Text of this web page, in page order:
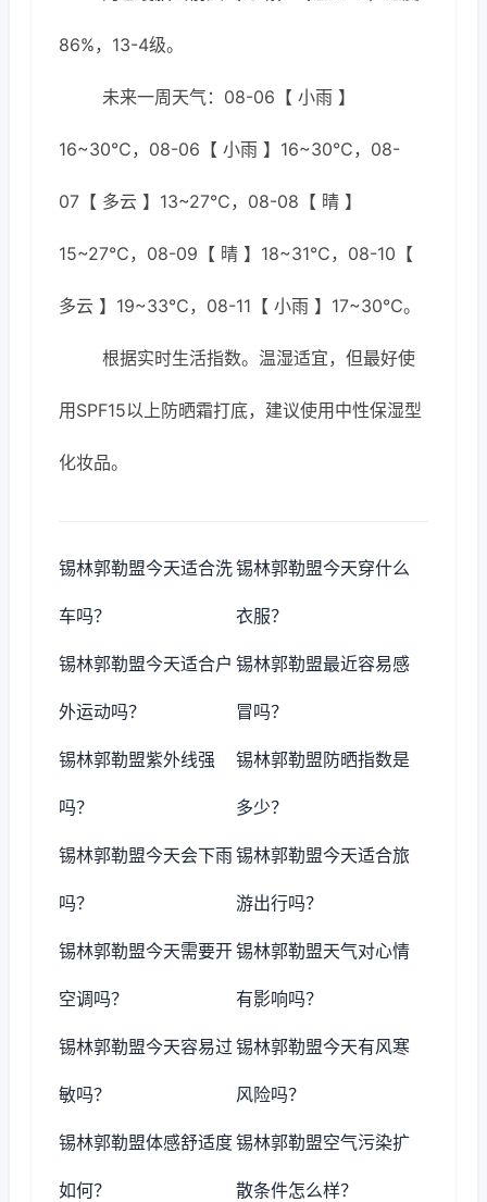
86%，13-4级。
未来一周天气：08-06【 小雨 】
16~30℃，08-06【 小雨 】16~30℃，08-
07【 多云 】13~27℃，08-08【 晴 】
15~27℃，08-09【 晴 】18~31℃，08-10【
多云 】19~33℃，08-11【 小雨 】17~30℃。
根据实时生活指数。温湿适宜，但最好使
用SPF15以上防晒霜打底，建议使用中性保湿型
化妆品。
锡林郭勒盟今天适合洗
车吗？
锡林郭勒盟今天穿什么
衣服？
锡林郭勒盟今天适合户
外运动吗？
锡林郭勒盟最近容易感
冒吗？
锡林郭勒盟紫外线强
吗？
锡林郭勒盟防晒指数是
多少？
锡林郭勒盟今天会下雨
吗？
锡林郭勒盟今天适合旅
游出行吗？
锡林郭勒盟今天需要开
空调吗？
锡林郭勒盟天气对心情
有影响吗？
锡林郭勒盟今天容易过
敏吗？
锡林郭勒盟今天有风寒
风险吗？
锡林郭勒盟体感舒适度
如何？
锡林郭勒盟空气污染扩
散条件怎么样？